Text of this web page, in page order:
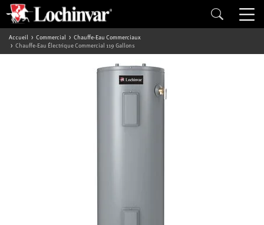
Accueil Commercial
Chauffe-Eau Commerciaux
Chauffe-Eau Électrique Commercial 119 Gallons